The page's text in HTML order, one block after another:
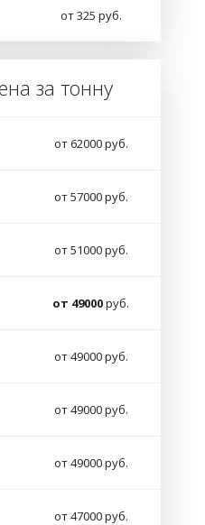
от 325 руб.
за тонну
от 62000 руб.
от 57000 руб.
от 51000 руб.
от 49000руб.
от 49000 руб.
от 49000 руб.
от 49000 руб.
от 47000 руб.